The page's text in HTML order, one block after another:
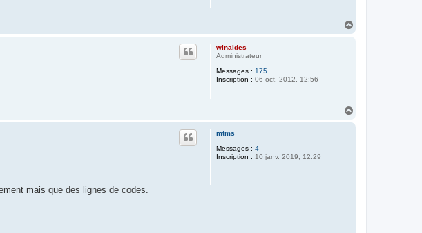
winaides
Administrateur
Messages : 175
Inscription : 06 oct. 2012, 12:56
mtms
Messages : 4
Inscription : 10 janv. 2019, 12:29
mais que des lignes de codes.